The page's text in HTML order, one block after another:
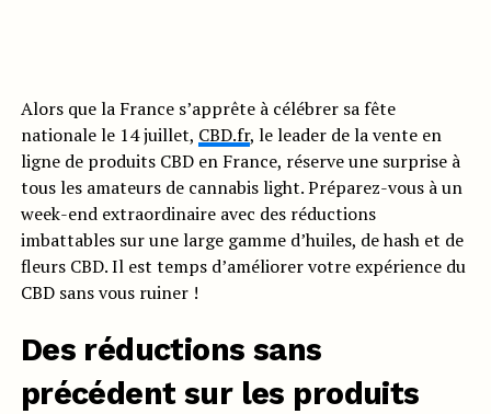
Alors que la France s’apprête à célébrer sa fête
nationale le 14 juillet, CBD.fr, le leader de la vente en
ligne de produits CBD en France, réserve une surprise à
tous les amateurs de cannabis light. Préparez-vous à un
week-end extraordinaire avec des réductions
imbattables sur une large gamme d’huiles, de hash et de
fleurs CBD. Il est temps d’améliorer votre expérience du
CBD sans vous ruiner !
Des réductions sans
précédent sur les produits